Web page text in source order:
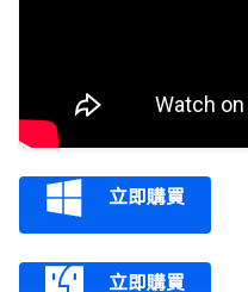
立即購買
立即購買